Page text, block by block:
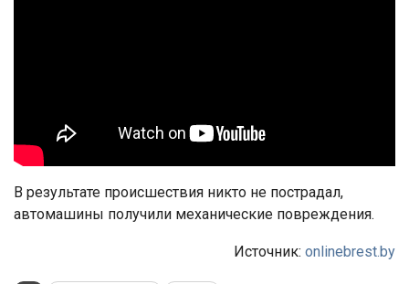
В результате происшествия никто не пострадал,
автомашины получили механические повреждения.
Источник: onlinebrest.by